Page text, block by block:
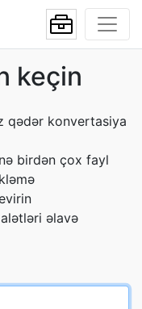
keçin
qədər konvertasiya
birdən çox fayl
əlavə